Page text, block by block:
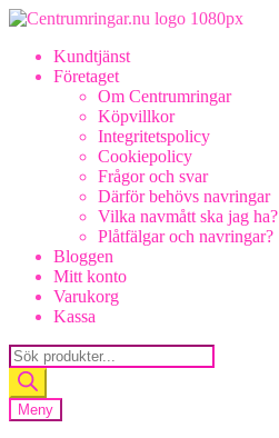
Hoppa
navigering
Hoppa
innehållKundtjänst
Företaget
Om Centrumringar
Köpvillkor
Integritetspolicy
Cookiepolicy
Frågor och svar
Därför behövs navringar
Vilka navmått ska jag ha?
Plåtfälgar och navringar?
Bloggen
Mitt konto
Varukorg
Kassa
Products
search
Meny